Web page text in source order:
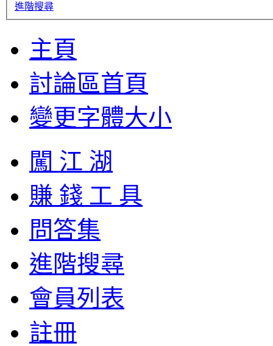
進階搜尋
主頁
討論區首頁
變更字體大小
闖 江 湖
賺 錢 工 具
問答集
進階搜尋
會員列表
註冊